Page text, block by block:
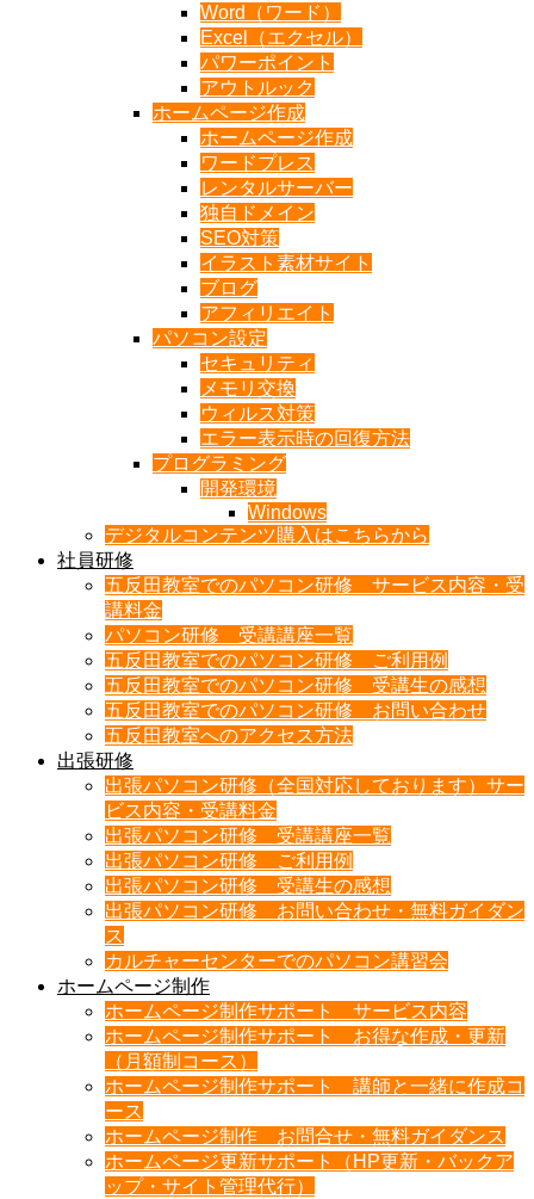
Word（ワード）
Excel（エクセル）
パワーポイント
アウトルック
ホームページ作成
ホームページ作成
ワードプレス
レンタルサーバー
独自ドメイン
SEO対策
イラスト素材サイト
ブログ
アフィリエイト
パソコン設定
セキュリティ
メモリ交換
ウィルス対策
エラー表示時の回復方法
プログラミング
開発環境
Windows
デジタルコンテンツ購入はこちらから
社員研修
五反田教室でのパソコン研修 サービス内容・受
講料金
パソコン研修 受講講座一覧
五反田教室でのパソコン研修 ご利用例
五反田教室でのパソコン研修 受講生の感想
五反田教室でのパソコン研修 お問い合わせ
五反田教室へのアクセス方法
出張研修
出張パソコン研修（全国対応しております）サー
ビス内容・受講料金
出張パソコン研修 受講講座一覧
出張パソコン研修 ご利用例
出張パソコン研修 受講生の感想
出張パソコン研修 お問い合わせ・無料ガイダン
ス
カルチャーセンターでのパソコン講習会
ホームページ制作
ホームページ制作サポート サービス内容
ホームページ制作サポート お得な作成・更新
（月額制コース）
ホームページ制作サポート 講師と一緒に作成コ
ース
ホームページ制作 お問合せ・無料ガイダンス
ホームページ更新サポート（HP更新・バックア
ップ・サイト管理代行）